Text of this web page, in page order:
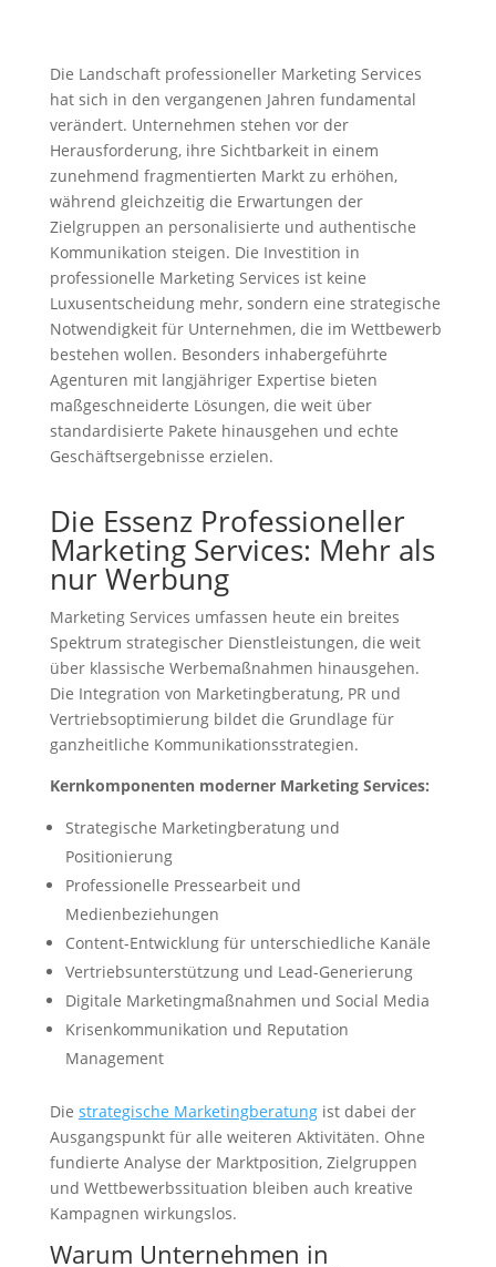
Die Landschaft professioneller Marketing Services
hat sich in den vergangenen Jahren fundamental
verändert. Unternehmen stehen vor der
Herausforderung, ihre Sichtbarkeit in einem
zunehmend fragmentierten Markt zu erhöhen,
während gleichzeitig die Erwartungen der
Zielgruppen an personalisierte und authentische
Kommunikation steigen. Die Investition in
professionelle Marketing Services ist keine
Luxusentscheidung mehr, sondern eine strategische
Notwendigkeit für Unternehmen, die im Wettbewerb
bestehen wollen. Besonders inhabergeführte
Agenturen mit langjähriger Expertise bieten
maßgeschneiderte Lösungen, die weit über
standardisierte Pakete hinausgehen und echte
Geschäftsergebnisse erzielen.
Die Essenz Professioneller
Marketing Services: Mehr als
nur Werbung
Marketing Services umfassen heute ein breites
Spektrum strategischer Dienstleistungen, die weit
über klassische Werbemaßnahmen hinausgehen.
Die Integration von Marketingberatung, PR und
Vertriebsoptimierung bildet die Grundlage für
ganzheitliche Kommunikationsstrategien.
Kernkomponenten moderner Marketing Services:
Strategische Marketingberatung und
Positionierung
Professionelle Pressearbeit und
Medienbeziehungen
Content-Entwicklung für unterschiedliche Kanäle
Vertriebsunterstützung und Lead-Generierung
Digitale Marketingmaßnahmen und Social Media
Krisenkommunikation und Reputation
Management
Die strategische Marketingberatungist dabei der
Ausgangspunkt für alle weiteren Aktivitäten. Ohne
fundierte Analyse der Marktposition, Zielgruppen
und Wettbewerbssituation bleiben auch kreative
Kampagnen wirkungslos.
Warum Unternehmen in